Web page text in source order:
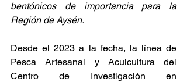
bentónicos de importancia para la
Región de Aysén.
Desde el 2023 a la fecha, la línea de
Pesca Artesanal y Acuicultura del
Centro de Investigación en